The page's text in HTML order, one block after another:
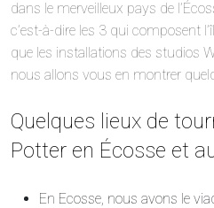
dans le merveilleux pays de
c’est-à-dire les 3 qui composent
que les installations des studios
nous allons vous en montrer
Quelques lieux de
Potter en Écosse et
En Ecosse, nous avons le